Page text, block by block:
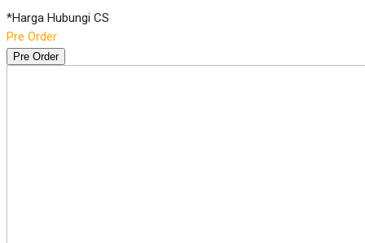
*Harga Hubungi CS
Pre Order
Pre Order